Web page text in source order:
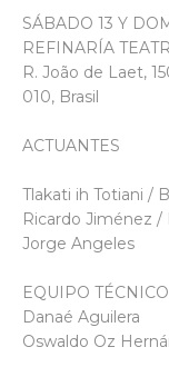
SÁBADO 13 Y
REFINARÍA
R. João de Laet,
010, Brasil
ACTUANTES
Tlakati ih Totiani /
Ricardo Jiménez /
Jorge Angeles
EQUIPO TÉCNICO
Danaé Aguilera
Oswaldo Oz